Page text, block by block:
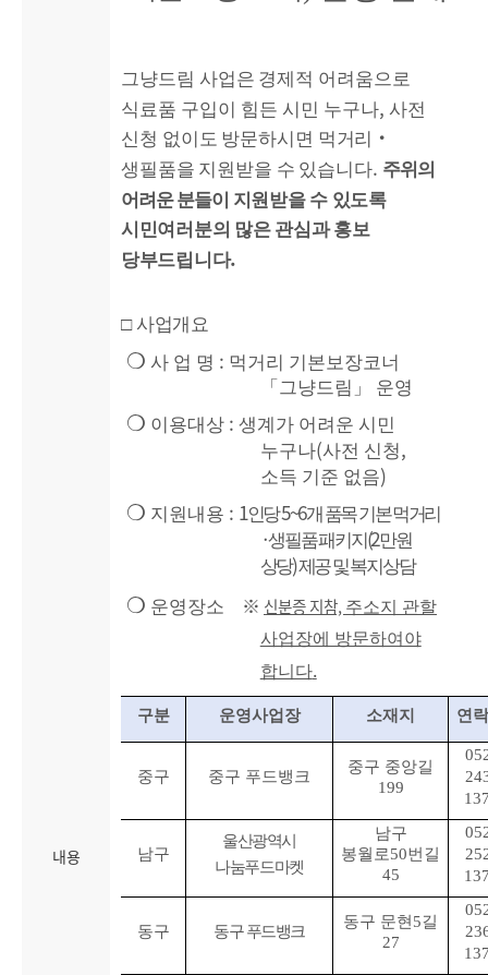
내용
그냥드림 사업은 경제적 어려움으로
식료품 구입이 힘든 시민 누구나, 사전
신청 없이도 방문하시면 먹거리 ‧
생필품을 지원받을 수 있습니다. 주위의
어려운 분들이 지원받을 수 있도록
시민여러분의 많은 관심과 홍보
당부드립니다.
□ 사업개요
❍ 사 업 명 : 먹거리 기본보장코너
「 그냥드림 」 운영
❍ 이용대상 : 생계가 어려운 시민
누구나(사전 신청,
소득 기준 없음)
❍ 지원내용 : 1인당5~6개 품목 기본 먹거리
·생필품 패키지(2만원
상당)제공 및 복지상담
❍ 운영장소 ※ 신분증 지참, 주소지 관할
사업장에 방문하여야
합니다.
구분 운영사업장 소재지 연
중구 중구 푸드뱅크
중구 중앙길
199
남구
울산광역시
나눔푸드마켓
남구
봉월로50번길
45
동구 동구 푸드뱅크
동구 문현 5길
27